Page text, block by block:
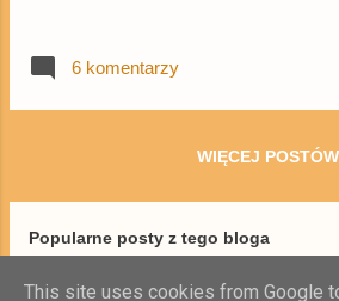
historia o Arszenie
temu. Premiera
Egmont.pl . Pismo
6 komentarzy
WIĘCEJ POSTÓW
Popularne posty z tego bloga
This site uses cookies from Google